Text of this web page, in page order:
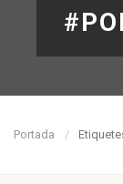
Portada